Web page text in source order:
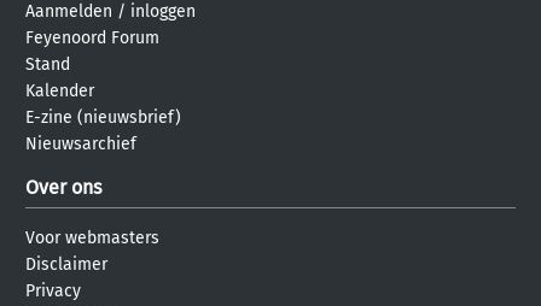
Aanmelden / inloggen
Feyenoord Forum
Stand
Kalender
E-zine (nieuwsbrief)
Nieuwsarchief
Over ons
Voor webmasters
Disclaimer
Privacy